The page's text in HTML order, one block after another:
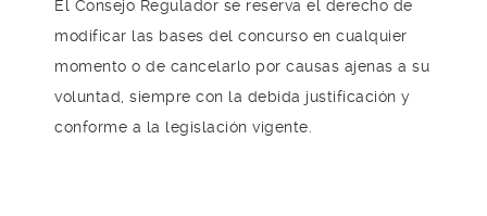
El Consejo Regulador se reserva el derecho de
modificar las bases del concurso en cualquier
momento o de cancelarlo por causas ajenas a su
voluntad, siempre con la debida justificación y
conforme a la legislación vigente.